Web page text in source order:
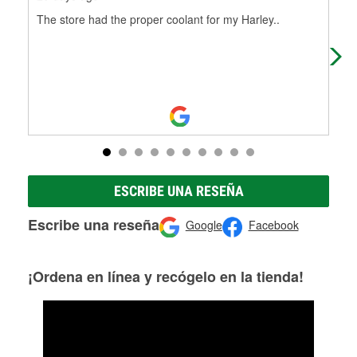
The store had the proper coolant for my Harley..
ESCRIBE UNA RESEÑA
Escribe una reseña Google Facebook
¡Ordena en línea y recógelo en la tienda!